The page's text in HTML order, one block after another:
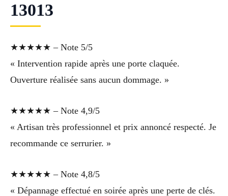
13013
★★★★★ – Note 5/5
« Intervention rapide après une porte claquée.
Ouverture réalisée sans aucun dommage. »
★★★★★ – Note 4,9/5
« Artisan très professionnel et prix annoncé respecté. Je
recommande ce serrurier. »
★★★★★ – Note 4,8/5
« Dépannage effectué en soirée après une perte de clés.